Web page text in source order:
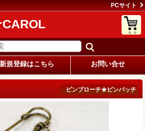
PCサイト
新規登録はこちら お問い合せ
ピンブローチ★ピンバッチ